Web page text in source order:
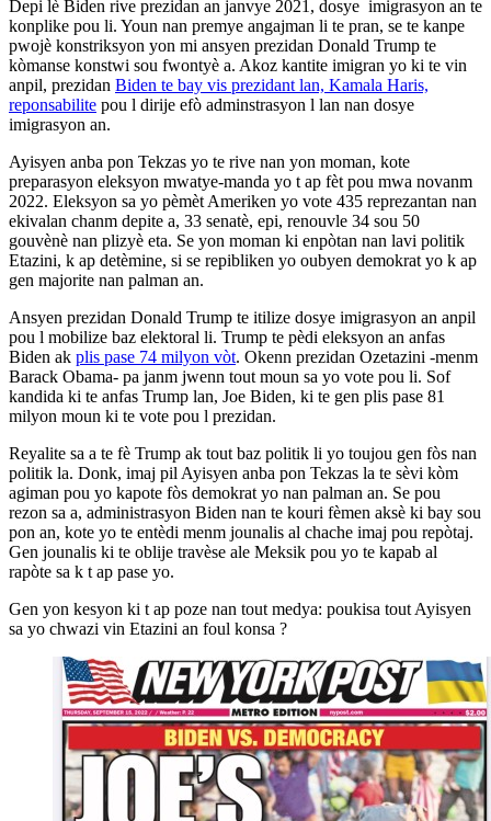
Depi lè Biden rive prezidan an janvye 2021, dosye imigrasyon an te
konplike pou li. Youn nan premye angajman li te pran, se te kanpe
pwojè konstriksyon yon mi ansyen prezidan Donald Trump te
kòmanse konstwi sou fwontyè a. Akoz kantite imigran yo ki te vin
anpil, prezidan Biden te bay vis prezidant lan, Kamala Haris,
reponsabilite pou l dirije efò adminstrasyon l lan nan dosye
imigrasyon an.
Ayisyen anba pon Tekzas yo te rive nan yon moman, kote
preparasyon eleksyon mwatye-manda yo t ap fèt pou mwa novanm
2022. Eleksyon sa yo pèmèt Ameriken yo vote 435 reprezantan nan
ekivalan chanm depite a, 33 senatè, epi, renouvle 34 sou 50
gouvènè nan plizyè eta. Se yon moman ki enpòtan nan lavi politik
Etazini, k ap detèmine, si se repibliken yo oubyen demokrat yo k ap
gen majorite nan palman an.
Ansyen prezidan Donald Trump te itilize dosye imigrasyon an anpil
pou l mobilize baz elektoral li. Trump te pèdi eleksyon an anfas
Biden ak plis pase 74 milyon vòt. Okenn prezidan Ozetazini -menm
Barack Obama- pa janm jwenn tout moun sa yo vote pou li. Sof
kandida ki te anfas Trump lan, Joe Biden, ki te gen plis pase 81
milyon moun ki te vote pou l prezidan.
Reyalite sa a te fè Trump ak tout baz politik li yo toujou gen fòs nan
politik la. Donk, imaj pil Ayisyen anba pon Tekzas la te sèvi kòm
agiman pou yo kapote fòs demokrat yo nan palman an. Se pou
rezon sa a, administrasyon Biden nan te kouri fèmen aksè ki bay sou
pon an, kote yo te entèdi menm jounalis al chache imaj pou repòtaj.
Gen jounalis ki te oblije travèse ale Meksik pou yo te kapab al
rapòte sa k t ap pase yo.
Gen yon kesyon ki t ap poze nan tout medya: poukisa tout Ayisyen
sa yo chwazi vin Etazini an foul konsa ?